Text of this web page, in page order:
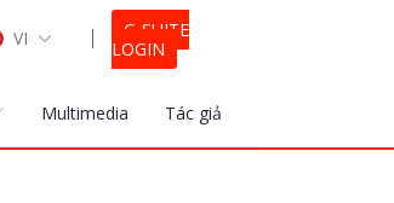
VI
G-SUITE
LOGIN
Multimedia Tác giả